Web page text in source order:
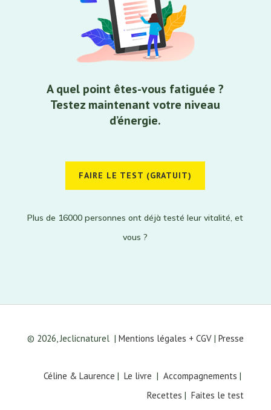
A quel point êtes-vous fatiguée ?
Testez maintenant votre niveau
d’énergie.
FAIRE LE TEST (GRATUIT)
Plus de 16000 personnes ont déjà testé leur vitalité, et
vous ?
© 2026, Jeclicnaturel | Mentions légales + CGV| Presse
Céline & Laurence |Le livre |Accompagnements |
Recettes |Faites le test